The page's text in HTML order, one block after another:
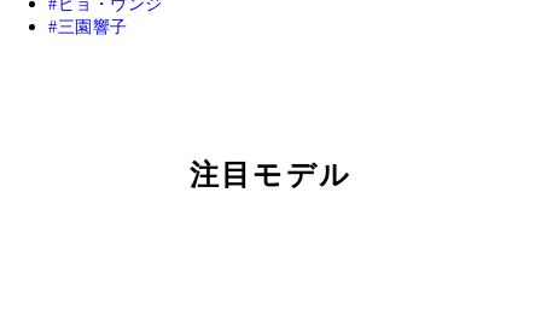
ピョ・ウンジ
三園響子
注目モデル